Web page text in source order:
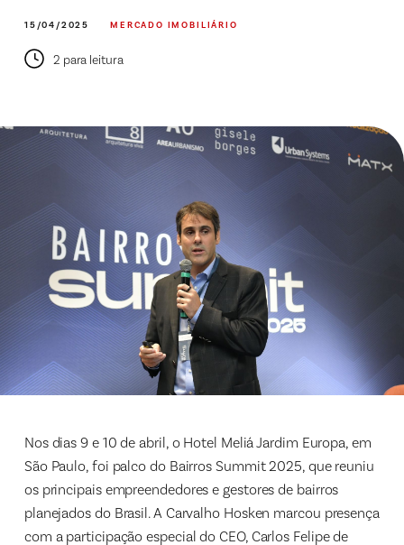
15/04/2025 MERCADO IMOBILIÁRIO
2 para leitura
Nos dias 9 e 10 de abril, o Hotel Meliá Jardim Europa, em
São Paulo, foi palco do Bairros Summit 2025, que reuniu
os principais empreendedores e gestores de bairros
planejados do Brasil. A Carvalho Hosken marcou presença
com a participação especial do CEO, Carlos Felipe de